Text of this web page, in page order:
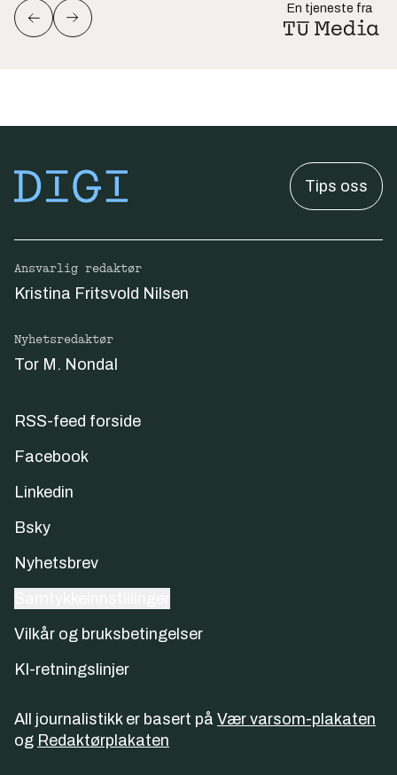
En tjeneste fra
Tips oss
Ansvarlig redaktør
Kristina Fritsvold Nilsen
Nyhetsredaktør
Tor M. Nondal
RSS-feed forside
Facebook
Linkedin
Bsky
Nyhetsbrev
Vilkår og bruksbetingelser
KI-retningslinjer
All journalistikk er basert på Vær varsom-plakaten
og Redaktørplakaten